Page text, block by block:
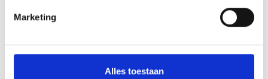
Marketing
Alles toestaan